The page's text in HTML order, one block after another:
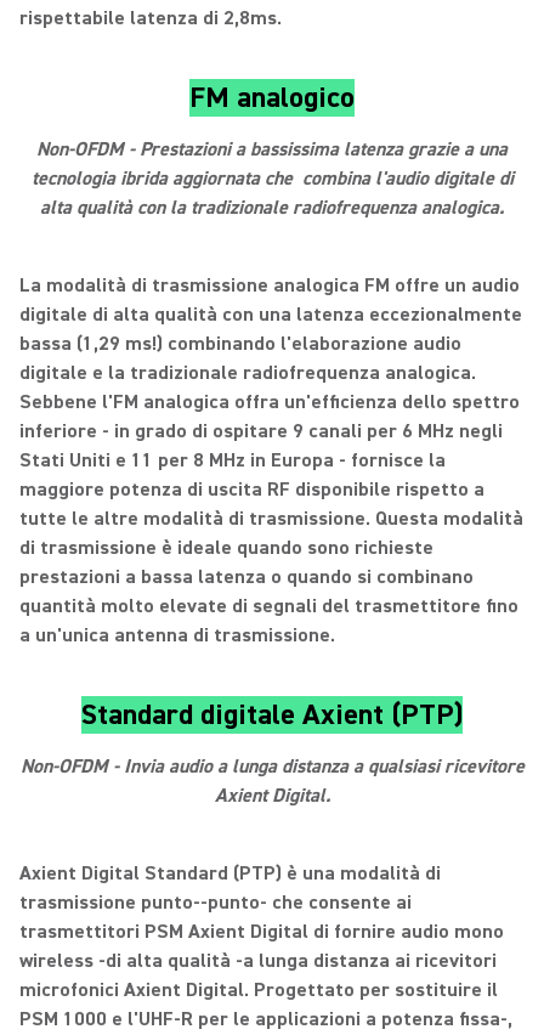
rispettabile latenza di 2,8ms.
FM analogico
Non-OFDM - Prestazioni a bassissima latenza grazie a una
tecnologia ibrida aggiornata che combina l'audio digitale di
alta qualità con la tradizionale radiofrequenza analogica.
La modalità di trasmissione analogica FM offre un audio
digitale di alta qualità con una latenza eccezionalmente
bassa (1,29 ms!) combinando l'elaborazione audio
digitale e la tradizionale radiofrequenza analogica.
Sebbene l'FM analogica offra un'efficienza dello spettro
inferiore - in grado di ospitare 9 canali per 6 MHz negli
Stati Uniti e 11 per 8 MHz in Europa - fornisce la
maggiore potenza di uscita RF disponibile rispetto a
tutte le altre modalità di trasmissione. Questa modalità
di trasmissione è ideale quando sono richieste
prestazioni a bassa latenza o quando si combinano
quantità molto elevate di segnali del trasmettitore fino
a un'unica antenna di trasmissione.
Standard digitale Axient (PTP)
Non-OFDM - Invia audio a lunga distanza a qualsiasi ricevitore
Axient Digital.
Axient Digital Standard (PTP) è una modalità di
trasmissione punto‑-punto‑ che consente ai
trasmettitori PSM Axient Digital di fornire audio mono
wireless ‑di alta qualità ‑a lunga distanza ai ricevitori
microfonici Axient Digital. Progettato per sostituire il
PSM 1000 e l'UHF‑R per le applicazioni a potenza fissa‑,